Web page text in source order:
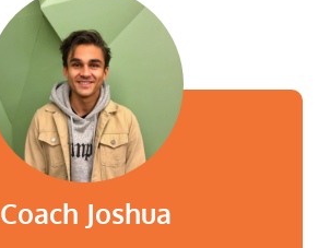
Coach Joshua